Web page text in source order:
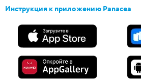
Инструкция к приложению Panacea